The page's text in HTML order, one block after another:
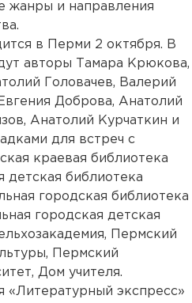
жанры и направления
в Перми 2 октября. В
авторы Тамара Крюкова,
Головачев, Валерий
Доброва, Анатолий
Анатолий Курчаткин и
для встреч с
краевая библиотека
детская библиотека
городская библиотека
городская детская
Пермский
Пермский
Дом учителя.
«Литературный экспресс»